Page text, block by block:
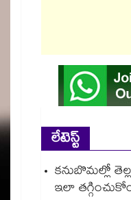
లేటెస్ట్
కనుబొమల్లో
ఇలా